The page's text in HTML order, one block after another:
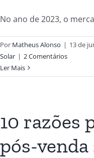
No ano de 2023, o
Por Matheus Alonso | 13 de
Solar | 2 Comentários
Ler Mais
10 razões
pós-